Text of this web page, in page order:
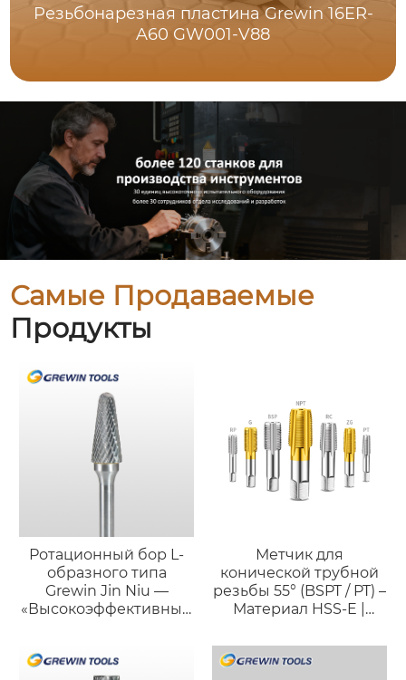
Резьбонарезная пластина Grewin 16ER-
A60 GW001-V88
Самые Продаваемые
Продукты
Ротационный бор L-
образного типа
Grewin Jin Niu —
«Высокоэффективный
Метчик для
конической трубной
резьбы 55° (BSPT / PT) –
Материал HSS-E |
нарезание резьбы для
герметичных